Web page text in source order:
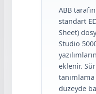
ABB
standart
Sheet)
Studio
eklenir.
tanımlama
düzeyde